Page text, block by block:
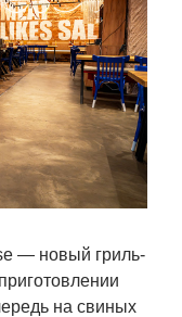
— новый гриль-
на свиных